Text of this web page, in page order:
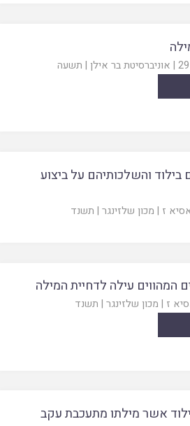
| אוניברסיטת בר אילן | תשעה
והשלכותיהם על ביצוע
ז | מכון שלזינגר | תשנד
המהווים עילה לדחיית המילה
ז | מכון שלזינגר | תשנד
אשר מילתו מתעכבת עקב